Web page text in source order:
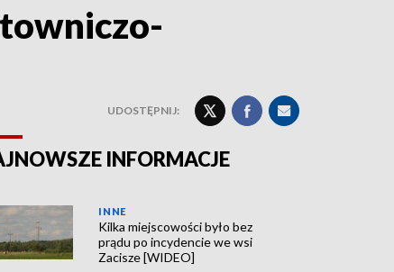
UDOSTĘPNIJ:
INFORMACJE
INNE
Kilka miejscowości było bez
prądu po incydencie we wsi
Zacisze [WIDEO]